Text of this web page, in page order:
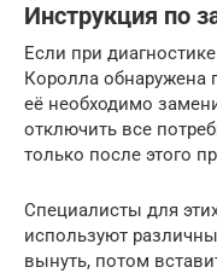
Инструкция по
Если при
Королла обнаружена
её необходимо
отключить все
только после этого
Специалисты для
используют
вынуть, потом